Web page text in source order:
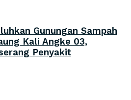
Gunungan Sampah
Kali Angke 03,
Penyakit